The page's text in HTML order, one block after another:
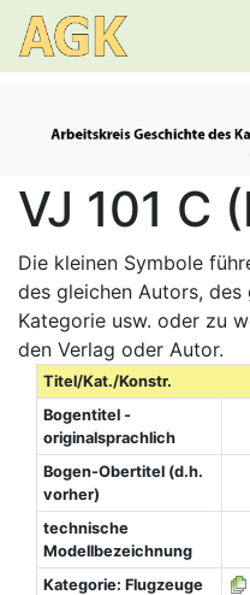
VJ 101 C
Die kleinen Symbole
des gleichen Autors,
Kategorie usw. oder zu
den Verlag oder Autor.
Titel/Kat./Konstr.
Bogentitel -
originalsprachlich
Bogen-Obertitel (d.h.
vorher)
technische
Modellbezeichnung
Kategorie: Flugzeuge